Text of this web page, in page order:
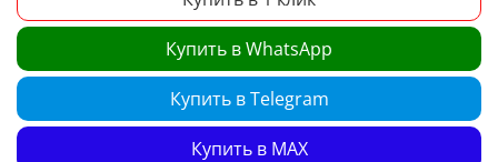
Купить в WhatsApp
Купить в Telegram
Купить в MAX